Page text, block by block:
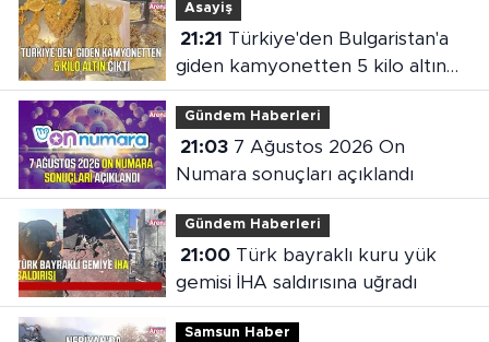
Asayiş
21:21
giden kamyonetten 5 kilo altın
çıktı
Gündem Haberleri
21:037 Ağustos 2026 On
Numara sonuçları açıklandı
Gündem Haberleri
21:00Türk bayraklı kuru yük
gemisi İHA saldırısına uğradı
Samsun Haber